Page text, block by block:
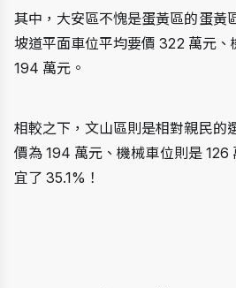
其中，大安區不愧是蛋黃區的蛋黃
坡道平面車位平均要價 322 萬元、
194 萬元。
相較之下，文山區則是相對親民的
價為 194 萬元、機械車位則是 126
宜了 35.1%！